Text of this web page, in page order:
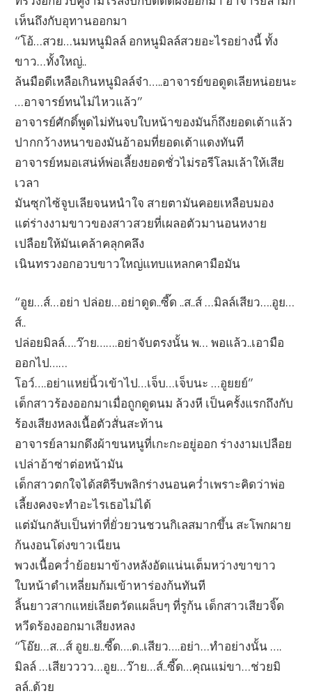
เห็นถึงกับอุทานออกมา
“โอ้…สวย…นมหนูมิลล์ อกหนูมิลล์สวยอะไรอย่างนี้ ทั้ง
ขาว…ทั้งใหญ่..
ล้นมือดีเหลือเกินหนูมิลล์จ๋า…..อาจารย์ขอดูดเลียหน่อยนะ
…อาจารย์ทนไม่ไหวแล้ว”
อาจารย์ศักดิ์พูดไม่ทันจบใบหน้าของมันก็ถึงยอดเต้าแล้ว
ปากกว้างหนาของมันอ้าอมที่ยอดเต้าแดงทันที
อาจารย์หมอเสน่ห์พ่อเลี้ยงยอดชั่วไม่รอรีโลมเล้าให้เสีย
เวลา
มันซุกไซ้จูบเลียจนหนำใจ สายตามันคอยเหลือบมอง
แต่ร่างงามขาวของสาวสวยที่เผลอตัวมานอนหงาย
เปลือยให้มันเคล้าคลุกคลึง
เนินทรวงอกอวบขาวใหญ่แทบแหลกคามือมัน
“อูย…ส์…อย่า ปล่อย…อย่าดูด..ซี๊ด ..ส..ส์ …มิลล์เสียว….อูย…
ส์..
ปล่อยมิลล์….ว๊าย…….อย่าจับตรงนั้น พ… พอแล้ว..เอามือ
ออกไป……
โอว์….อย่าแหย่นิ้วเข้าไป…เจ็บ…เจ็บนะ …อูยยย์”
เด็กสาวร้องออกมาเมื่อถูกดูดนม ล้วงหี เป็นครั้งแรกถึงกับ
ร้องเสียงหลงเนื้อตัวสั่นสะท้าน
อาจารย์ลามกดึงผ้าขนหนูที่เกะกะอยู่ออก ร่างงามเปลือย
เปล่าอ้าซ่าต่อหน้ามัน
เด็กสาวตกใจได้สติรีบพลิกร่างนอนคว่ำเพราะคิดว่าพ่อ
เลี้ยงคงจะทำอะไรเธอไม่ได้
แต่มันกลับเป็นท่าที่ยั่วยวนชวนกิเลสมากขึ้น สะโพกผาย
ก้นงอนโด่งขาวเนียน
พวงเนื้อคว่ำย้อยมาข้างหลังอัดแน่นเต็มหว่างขาขาว
ใบหน้าดำเหลี่ยมก้มเข้าหาร่องก้นทันที
ลิ้นยาวสากแหย่เลียตวัดแผล็บๆ ที่รูก้น เด็กสาวเสียวจิ๊ด
หวีดร้องออกมาเสียงหลง
“โอ๊ย…ส…ส์ อูย..ย..ซี๊ด….ด..เสียว….อย่า…ทำอย่างนั้น ….
มิลล์ …เสียวววว…อูย…ว๊าย…ส์..ซี๊ด…คุณแม่ขา…ช่วยมิ
ลล์..ด้วย